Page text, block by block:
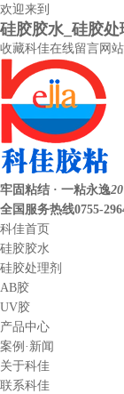
欢迎来到
硅胶胶水_硅胶
收藏科佳在线留言网
牢固粘结 · 一粘永逸
全国服务热线0755-
科佳首页
硅胶胶水
硅胶处理剂
AB胶
UV胶
产品中心
案例·新闻
关于科佳
联系科佳